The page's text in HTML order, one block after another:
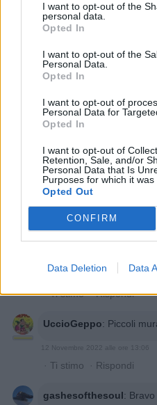
I want to opt-out of the
personal data.
Opted In
I want to opt-out of the
Personal Data.
Opted In
I want to opt-out of
Personal Data for
Opted In
I want to opt-out of
Retention, Sale, and/or
Personal Data that Is
Purposes for which it was
Opted Out
CONFIRM
Data Deletion Data
Salva
Mandy:Buon pranzo
·Ti stimo·Rispondi
VecchioLupo:Pensavo
Ti stimo·Rispondi
12 Novembre 2022 alle ore 12:57
·Ti stimo·Rispondi
UccioGeppo: Piccoli
12 Novembre 2022 alle ore 13:06
· Ti stimo · Rispondi
gashesofthesoul: